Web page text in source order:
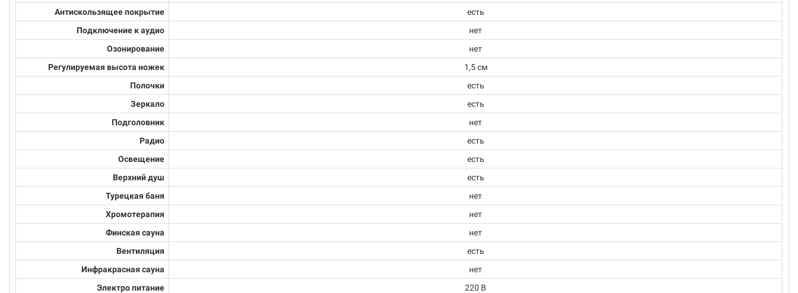
Антискользящее покрытие
есть
Подключение к аудио
нет
Озонирование
нет
Регулируемая высота ножек
1,5 см
Полочки
есть
Зеркало
есть
Подголовник
нет
Радио
есть
Освещение
есть
Верхний душ
есть
Турецкая баня
нет
Хромотерапия
нет
Финская сауна
нет
Вентиляция
есть
Инфракрасная сауна
нет
Электро питание
220 В